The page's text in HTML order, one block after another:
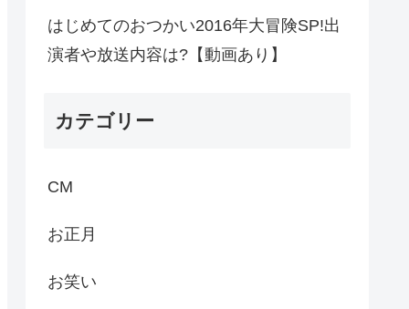
はじめてのおつかい2016年大冒険SP!出
演者や放送内容は?【動画あり】
カテゴリー
CM
お正月
お笑い